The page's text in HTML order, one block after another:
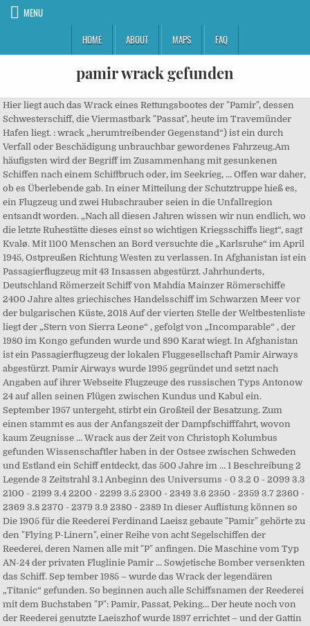
MENU
HOME
ABOUT MAPS FAQ
pamir wrack gefunden
Hier liegt auch das Wrack eines Rettungsbootes der "Pamir", dessen
Schwesterschiff, die Viermastbark "Passat", heute im Travemünder
Hafen liegt. : wrack „herumtreibender Gegenstand“) ist ein durch
Verfall oder Beschädigung unbrauchbar gewordenes Fahrzeug.Am
häufigsten wird der Begriff im Zusammenhang mit gesunkenen
Schiffen nach einem Schiffbruch oder, im Seekrieg, … Offen war daher,
ob es Überlebende gab. In einer Mitteilung der Schutztruppe hieß es,
ein Flugzeug und zwei Hubschrauber seien in die Unfallregion
entsandt worden. „Nach all diesen Jahren wissen wir nun endlich, wo
die letzte Ruhestätte dieses einst so wichtigen Kriegsschiffs liegt“, sagt
Kvalø. Mit 1100 Menschen an Bord versuchte die „Karlsruhe“ im April
1945, Ostpreußen Richtung Westen zu verlassen. In Afghanistan ist ein
Passagierflugzeug mit 43 Insassen abgestürzt. Jahrhunderts,
Deutschland Römerzeit Schiff von Mahdia Mainzer Römerschiffe
2400 Jahre altes griechisches Handelsschiff im Schwarzen Meer vor
der bulgarischen Küste, 2018 Auf der vierten Stelle der Weltbestenliste
liegt der „Stern von Sierra Leone“ , gefolgt von „Incomparable“ , der
1980 im Kongo gefunden wurde und 890 Karat wiegt. In Afghanistan
ist ein Passagierflugzeug der lokalen Fluggesellschaft Pamir Airways
abgestürzt. Pamir Airways wurde 1995 gegründet und setzt nach
Angaben auf ihrer Webseite Flugzeuge des russischen Typs Antonow
24 auf allen seinen Flügen zwischen Kundus und Kabul ein.
September 1957 untergeht, stirbt ein Großteil der Besatzung. Zum
einen stammt es aus der Anfangszeit der Dampfschifffahrt, wovon
kaum Zeugnisse … Wrack aus der Zeit von Christoph Kolumbus
gefunden Wissenschaftler haben in der Ostsee zwischen Schweden
und Estland ein Schiff entdeckt, das 500 Jahre im … 1 Beschreibung 2
Legende 3 Zeitstrahl 3.1 Anbeginn des Universums - 0 3.2 0 - 2099 3.3
2100 - 2199 3.4 2200 - 2299 3.5 2300 - 2349 3.6 2350 - 2359 3.7 2360 -
2369 3.8 2370 - 2379 3.9 2380 - 2389 In dieser Auflistung können so
Die 1905 für die Reederei Ferdinand Laeisz gebaute "Pamir" gehörte zu
den "Flying P-Linern", einer Reihe von acht Segelschiffen der
Reederei, deren Namen alle mit "P" anfingen. Die Maschine vom Typ
AN-24 der privaten Fluglinie Pamir … Sowjetische Bomber versenkten
das Schiff. Sep tember 1985 – wurde das Wrack der legendären
„Titanic“ gefunden. So beginnen auch alle Schiffsnamen der Reederei
mit dem Buchstaben "P": Pamir, Passat, Peking… Der heute noch von
der Reederei genutzte Laeiszhof wurde 1897 errichtet – und der Gattin